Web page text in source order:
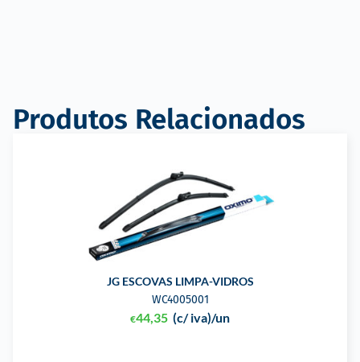
Produtos Relacionados
JG ESCOVAS LIMPA-VIDROS
WC4005001
€44,35 (c/ iva)/un